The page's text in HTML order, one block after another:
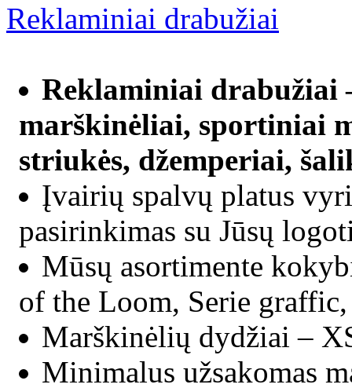
Reklaminiai drabužiai
Reklaminiai drabužiai
marškinėliai, sportiniai
striukės, džemperiai,
Įvairių spalvų platus
pasirinkimas su Jūsų
Mūsų asortimente
of the Loom, Serie
Marškinėlių dydžiai –
Minimalus užsakomas